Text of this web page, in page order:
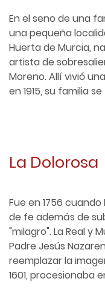
En el seno de una
una pequeña
Huerta de Murcia,
artista de
Moreno. Allí vivió
en 1915, su familia
La Dolorosa
Fue en 1756
de fe además de
"milagro". La Real y
Padre Jesús
reemplazar la
1601, procesionaba